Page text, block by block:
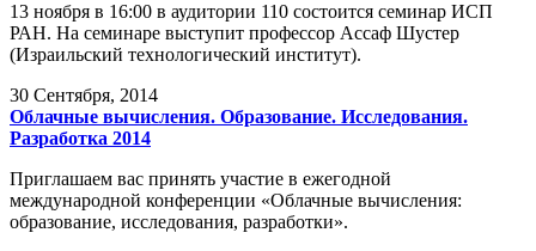
13 ноября в 16:00 в аудитории 110 состоится семинар ИСП
РАН. На семинаре выступит профессор Ассаф Шустер
(Израильский технологический институт).
30 Сентября, 2014
Облачные вычисления. Образование. Исследования.
Разработка 2014
Приглашаем вас принять участие в ежегодной
международной конференции «Облачные вычисления:
образование, исследования, разработки».